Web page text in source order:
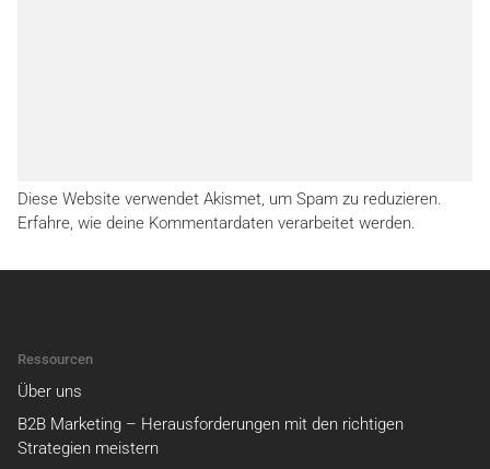
Diese Website verwendet Akismet, um Spam zu reduzieren.
Erfahre, wie deine Kommentardaten verarbeitet werden.
Ressourcen
Über uns
B2B Marketing – Herausforderungen mit den richtigen
Strategien meistern